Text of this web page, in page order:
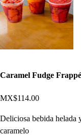
Caramel Fudge Frappé
MX$114.00
Deliciosa bebida helada
caramelo